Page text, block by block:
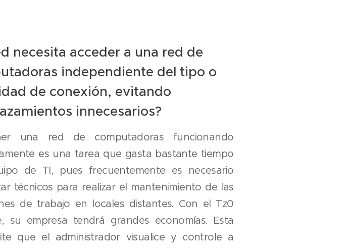
necesita acceder a una red de
independiente del tipo o
de conexión, evitando
innecesarios?
una red de computadoras funcionando
es una tarea que gasta bastante tiempo
de TI, pues frecuentemente es necesario
técnicos para realizar el mantenimiento de las
de trabajo en locales distantes. Con el Tz0
su empresa tendrá grandes economías. Esta
que el administrador visualice y controle a